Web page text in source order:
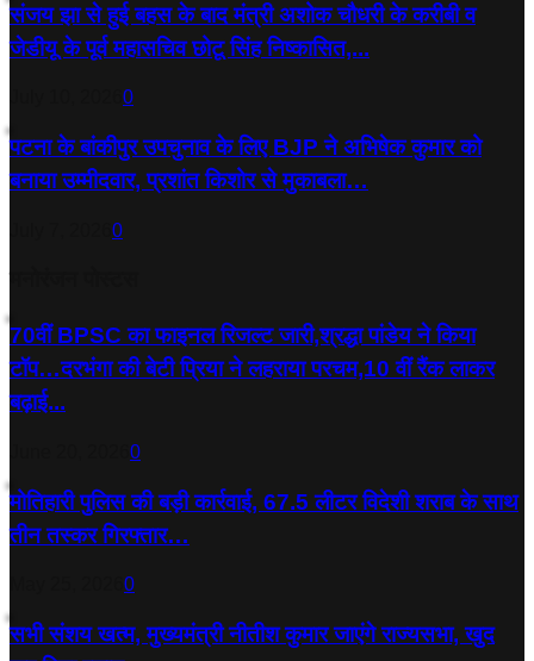
संजय झा से हुई बहस के बाद मंत्री अशोक चौधरी के करीबी व
जेडीयू के पूर्व महासचिव छोटू सिंह निष्कासित,...
0
पटना के बांकीपुर उपचुनाव के लिए BJP ने अभिषेक कुमार को
बनाया उम्मीदवार, प्रशांत किशोर से मुकाबला…
0
70वीं BPSC का फाइनल रिजल्ट जारी,श्रद्धा पांडेय ने किया
टॉप…दरभंगा की बेटी प्रिया ने लहराया परचम,10 वीं रैंक लाकर
बढ़ाई...
0
मोतिहारी पुलिस की बड़ी कार्रवाई, 67.5 लीटर विदेशी शराब के साथ
तीन तस्कर गिरफ्तार…
0
सभी संशय खत्म, मुख्यमंत्री नीतीश कुमार जाएंगे राज्यसभा, खुद